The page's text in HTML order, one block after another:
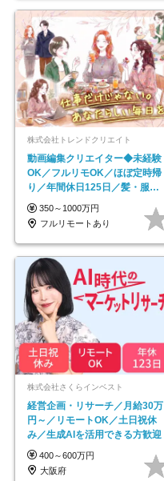
株式会社トレンドクリエイト
動画編集クリエイター◆未経験
OK／フルリモOK／ほぼ定時帰
り／年間休日125日／髪・服・
ネイル自由／副業OK
350～1000万円
フルリモートあり
株式会社さくらインベスト
経営企画・リサーチ／月給30万
円～／リモートOK／土日祝休
み／生成AIを活用できる方歓迎
400～600万円
大阪府